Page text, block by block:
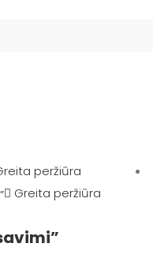
peržiūra
Greita peržiūra